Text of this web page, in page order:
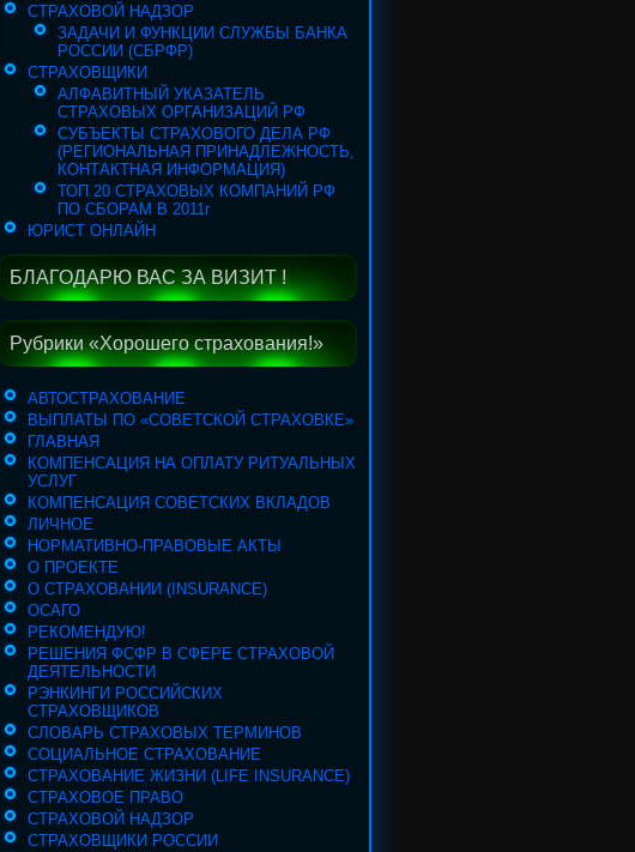
СТРАХОВОЙ НАДЗОР
ЗАДАЧИ И ФУНКЦИИ СЛУЖБЫ БАНКА
РОССИИ (СБРФР)
СТРАХОВЩИКИ
АЛФАВИТНЫЙ УКАЗАТЕЛЬ
СТРАХОВЫХ ОРГАНИЗАЦИЙ РФ
СУБЪЕКТЫ СТРАХОВОГО ДЕЛА РФ
(РЕГИОНАЛЬНАЯ ПРИНАДЛЕЖНОСТЬ,
КОНТАКТНАЯ ИНФОРМАЦИЯ)
ТОП 20 СТРАХОВЫХ КОМПАНИЙ РФ
ПО СБОРАМ В 2011г
ЮРИСТ ОНЛАЙН
БЛАГОДАРЮ ВАС ЗА ВИЗИТ !
Рубрики «Хорошего страхования!»
АВТОСТРАХОВАНИЕ
ВЫПЛАТЫ ПО «СОВЕТСКОЙ СТРАХОВКЕ»
ГЛАВНАЯ
КОМПЕНСАЦИЯ НА ОПЛАТУ РИТУАЛЬНЫХ
УСЛУГ
КОМПЕНСАЦИЯ СОВЕТСКИХ ВКЛАДОВ
ЛИЧНОЕ
НОРМАТИВНО-ПРАВОВЫЕ АКТЫ
О ПРОЕКТЕ
О СТРАХОВАНИИ (INSURANCE)
ОСАГО
РЕКОМЕНДУЮ!
РЕШЕНИЯ ФСФР В СФЕРЕ СТРАХОВОЙ
ДЕЯТЕЛЬНОСТИ
РЭНКИНГИ РОССИЙСКИХ
СТРАХОВЩИКОВ
СЛОВАРЬ СТРАХОВЫХ ТЕРМИНОВ
СОЦИАЛЬНОЕ СТРАХОВАНИЕ
СТРАХОВАНИЕ ЖИЗНИ (LIFE INSURANCE)
СТРАХОВОЕ ПРАВО
СТРАХОВОЙ НАДЗОР
СТРАХОВЩИКИ РОССИИ